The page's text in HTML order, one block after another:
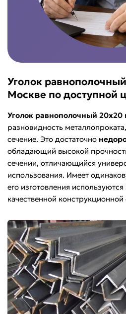
Уголок
Москве по доступной
Уголок равнополочный 20х20
разновидность
сечение. Это достаточно
обладающий высокой
сечении, отличающийся
использования. Имеет
его изготовления используются
качественной конструкционной